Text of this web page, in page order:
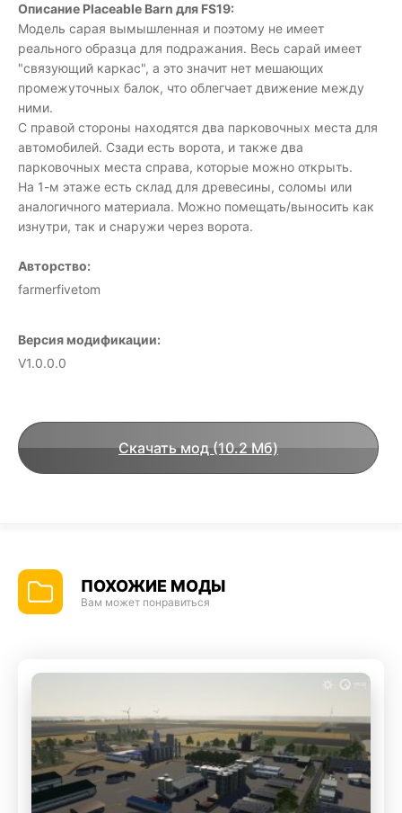
Описание Placeable Barn для FS19:
Модель сарая вымышленная и поэтому не имеет
реального образца для подражания. Весь сарай имеет
"связующий каркас", а это значит нет мешающих
промежуточных балок, что облегчает движение между
ними.
С правой стороны находятся два парковочных места для
автомобилей. Сзади есть ворота, и также два
парковочных места справа, которые можно открыть.
На 1-м этаже есть склад для древесины, соломы или
аналогичного материала. Можно помещать/выносить как
изнутри, так и снаружи через ворота.
Авторство:
farmerfivetom
Версия модификации:
V1.0.0.0
Скачать мод (10.2 Мб)
ПОХОЖИЕ МОДЫ
Вам может понравиться